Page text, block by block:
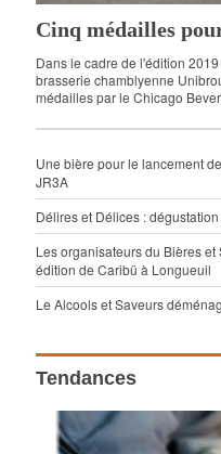
Cinq médailles
Dans le cadre de l'édition
brasserie chamblyenne
médailles par le Chicago
Une bière pour le lancement
JR3A
Délires et Délices :
Les organisateurs du Bières
édition de Caribü à Longueuil
Le Alcools et Saveurs
Tendances